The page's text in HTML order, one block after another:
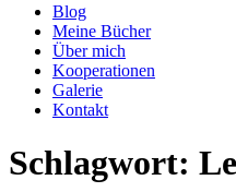
Blog
Meine Bücher
Über mich
Kooperationen
Galerie
Kontakt
Schlagwort: